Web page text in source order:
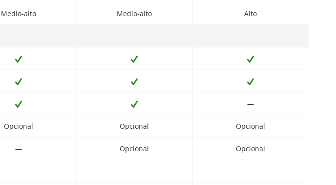
Medio-alto Medio-alto Alto
—
Opcional Opcional Opcional
— Opcional Opcional
— — —